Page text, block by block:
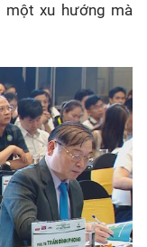
một xu hướng mà